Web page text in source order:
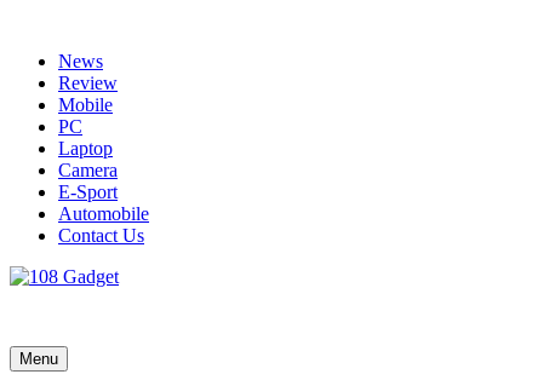
contentNews
Review
Mobile
PC
Laptop
Camera
E-Sport
Automobile
Contact Us
Menu